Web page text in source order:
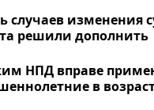
случаев изменения
решили дополнить
НПД вправе
в